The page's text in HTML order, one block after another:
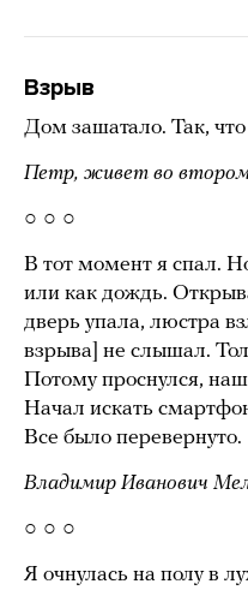
Взрыв
Дом зашатало. Так,
Петр, живет во втором
○ ○ ○
В тот момент я спал.
или как дождь.
дверь упала, люстра
взрыва] не слышал.
Потому проснулся,
Начал искать
Все было перевернуто.
Владимир Иванович
○ ○ ○
Я очнулась на полу в